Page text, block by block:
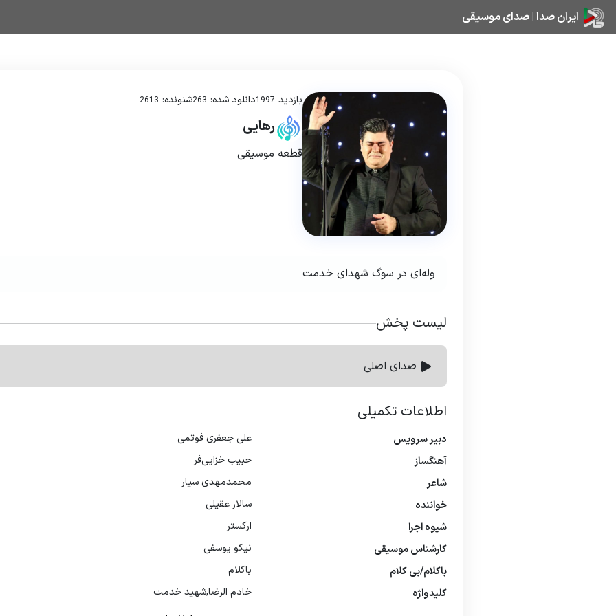
ایران صدا | صدای موسیقی
بازدید 1997دانلود شده: 263شنونده: 2613
رهایی
قطعه موسیقی
وله‌ای در سوگ شهدای خدمت
لیست پخش
صدای اصلی
اطلاعات تکمیلی
دبیر سرویس
علی جعفری فوتمی
آهنگساز
حبیب خزایی‌فر
شاعر
محمدمهدی سیار
خواننده
سالار عقیلی
شیوه اجرا
ارکستر
كارشناس موسیقی
نیکو یوسفی
باكلام/بی كلام
باکلام
كلیدواژه
خادم الرضا,شهید خدمت